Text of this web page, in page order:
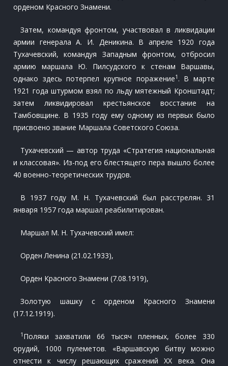
орденом Красного Знамени.
Затем, командуя фронтом, участвовал в ликвидации
армии генерала А. И. Деникина. В апреле 1920 года
Тухачевский, командуя Западным фронтом, отбросил
армию маршала Ю. Пилсудского к стенам Варшавы,
однако здесь потерпел крупное поражение1 . В марте
1921 года штурмом взял по льду мятежный Кронштадт;
затем ликвидировал крестьянское восстание на
Тамбовщине. В 1935 году ему одному из первых было
присвоено звание Маршала Советского Союза.
Тухачевский — автор труда «Стратегия национальная
и классовая». Из-под его блестящего пера вышло более
40 военно-теоретических трудов.
В 1937 году М. Н. Тухачевский был расстрелян. 31
января 1957 года маршал реабилитирован.
Маршал М. Н. Тухачевский имел:
Орден Ленина (21.02.1933),
Орден Красного Знамени (7.08.1919),
Золотую шашку с орденом Красного Знамени
(17.12.1919).
1 Поляки захватили 66 тысяч пленных, более 330
орудий, 1000 пулеметов. «Варшавскую битву можно
отнести к числу решающих сражений XX века. Она